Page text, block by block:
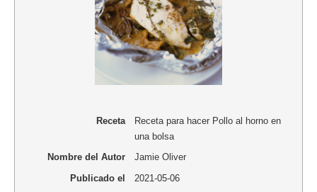
Receta
Receta para hacer Pollo al horno en
una bolsa
Nombre del Autor
Jamie Oliver
Publicado el
2021-05-06